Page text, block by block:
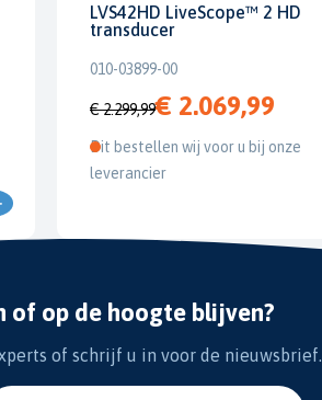
LVS42HD LiveScope™ 2 HD
transducer
010-03899-00
€ 2.299,99€ 2.069,99
Dit bestellen wij voor u bij onze
leverancier
of op de hoogte blijven?
of schrijf u in voor de nieuwsbrief.